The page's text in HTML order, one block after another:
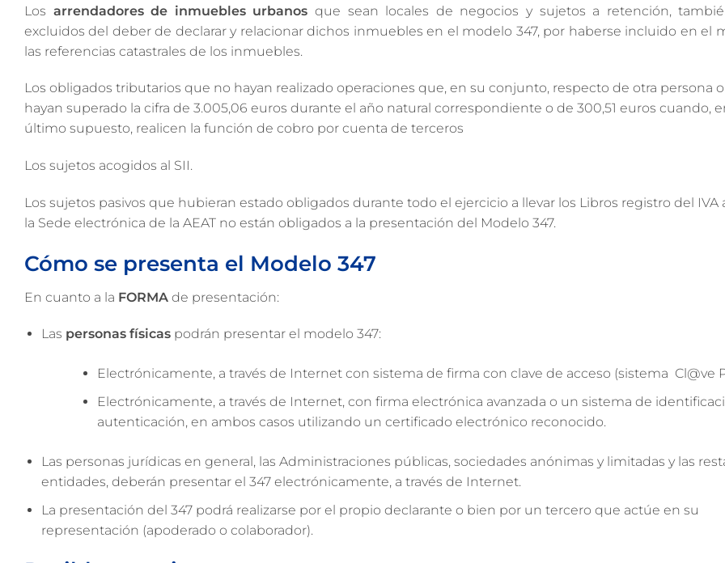
Los arrendadores de inmuebles urbanos que sean locales de negocios y sujetos a retención,
excluidos del deber de declarar y relacionar dichos inmuebles en el modelo 347, por haberse incluido en el
las referencias catastrales de los inmuebles.
Los obligados tributarios que no hayan realizado operaciones que, en su conjunto, respecto de otra persona
hayan superado la cifra de 3.005,06 euros durante el año natural correspondiente o de 300,51 euros cuando,
último supuesto, realicen la función de cobro por cuenta de terceros
Los sujetos acogidos al SII.
Los sujetos pasivos que hubieran estado obligados durante todo el ejercicio a llevar los Libros registro del IVA
la Sede electrónica de la AEAT no están obligados a la presentación del Modelo 347.
Cómo se presenta el Modelo 347
En cuanto a la FORMA de presentación:
Las personas físicaspodrán presentar el modelo 347:
Electrónicamente, a través de Internet con sistema de firma con clave de acceso (sistema Cl@ve
Electrónicamente, a través de Internet, con firma electrónica avanzada o un sistema de
autenticación, en ambos casos utilizando un certificado electrónico reconocido.
Las personas jurídicas en general, las Administraciones públicas, sociedades anónimas y limitadas y las
entidades, deberán presentar el 347 electrónicamente, a través de Internet.
La presentación del 347 podrá realizarse por el propio declarante o bien por un tercero que actúe en su
representación (apoderado o colaborador).